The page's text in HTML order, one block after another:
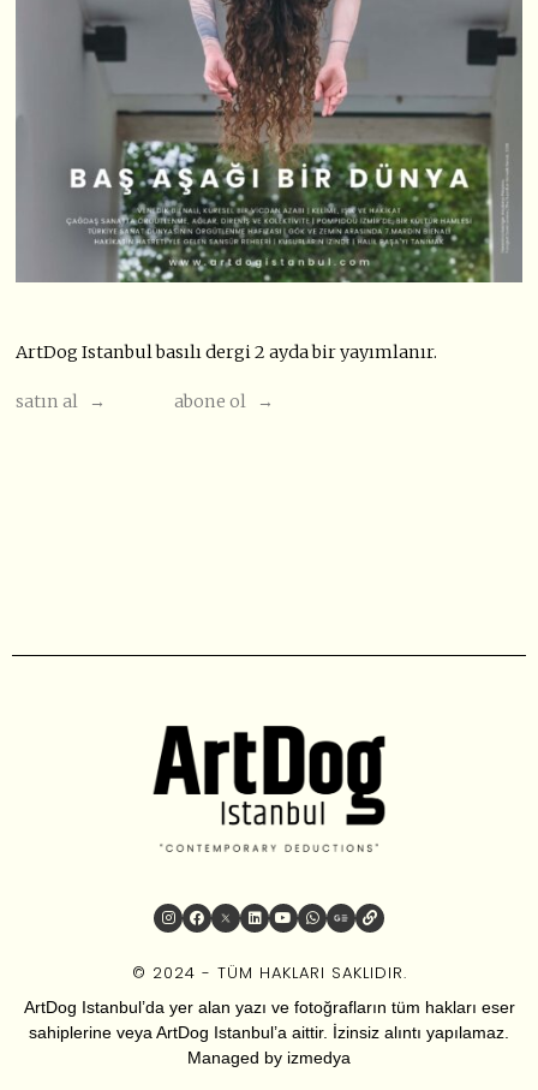
ArtDog Istanbul basılı dergi 2 ayda bir yayımlanır.
satın al → abone ol →
© 2024 - TÜM HAKLARI SAKLIDIR.
ArtDog Istanbul’da yer alan yazı ve fotoğrafların tüm hakları eser
sahiplerine veya ArtDog Istanbul’a aittir. İzinsiz alıntı yapılamaz.
Managed by izmedya